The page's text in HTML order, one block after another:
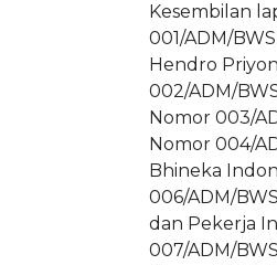
Kesembilan
001/ADM/
Hendro
002/ADM/
Nomor 003/
Nomor 004/
Bhineka
006/ADM/
dan Pekerja
007/ADM/